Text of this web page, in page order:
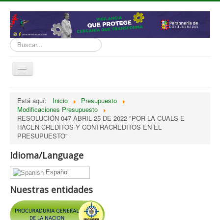
Buscar...
Cambiar
Normatividad
Nosotros
Politicas, Planes, Proyectos
Tramites y Servicios
Contratación
Servicio Información
Está aquí: Inicio
Presupuesto
Modificaciones Presupuesto
RESOLUCIÓN 047 ABRIL 25 DE 2022 "POR LA CUALS E
HACEN CREDITOS Y CONTRACREDITOS EN EL
PRESUPUESTO"
Idioma/Language
Español
Nuestras entidades